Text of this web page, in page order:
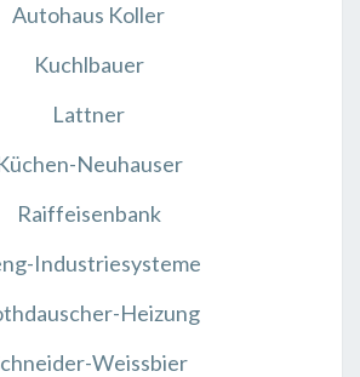
Autohaus Koller
Kuchlbauer
Lattner
Neuhauser
Raiffeisenbank
Industriesysteme
Heizung
Weissbier